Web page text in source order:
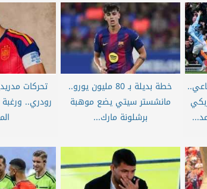
خطة بديلة بـ 80 مليون يورو..
مانشستر سيتي يضع موهبة
برشلونة مارك...
تحركات
رودري..